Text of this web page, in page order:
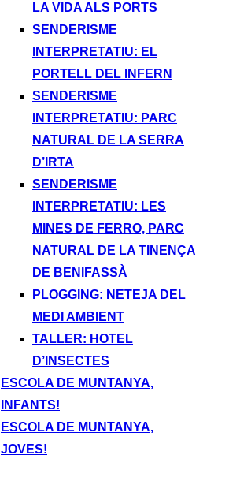
LA VIDA ALS PORTS
SENDERISME
INTERPRETATIU: EL
PORTELL DEL INFERN
SENDERISME
INTERPRETATIU: PARC
NATURAL DE LA SERRA
D’IRTA
SENDERISME
INTERPRETATIU: LES
MINES DE FERRO, PARC
NATURAL DE LA TINENÇA
DE BENIFASSÀ
PLOGGING: NETEJA DEL
MEDI AMBIENT
TALLER: HOTEL
D’INSECTES
ESCOLA DE MUNTANYA,
INFANTS!
ESCOLA DE MUNTANYA,
JOVES!